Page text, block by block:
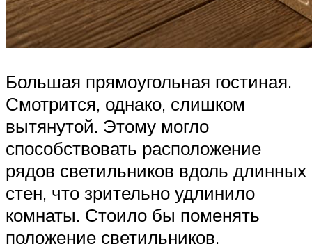
Большая прямоугольная гостиная.
Смотрится, однако, слишком
вытянутой. Этому могло
способствовать расположение
рядов светильников вдоль длинных
стен, что зрительно удлинило
комнаты. Стоило бы поменять
положение светильников.